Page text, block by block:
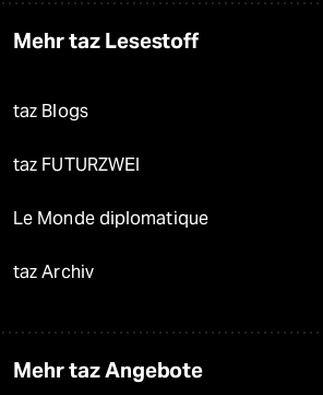
Mehr taz Lesestoff
taz Blogs
taz FUTURZWEI
Le Monde diplomatique
taz Archiv
Mehr taz Angebote